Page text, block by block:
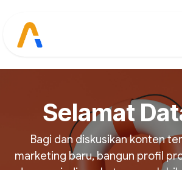
Selamat
Bagi dan diskusikan konten
marketing baru, bangun profil